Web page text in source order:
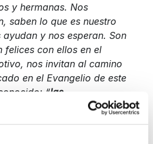
y hermanas. Nos
saben lo que es nuestro
y nos esperan. Son
felices con ellos en el
nos invitan al camino
en el Evangelio de este
“las